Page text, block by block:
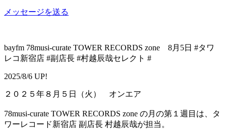
メッセージを送る
bayfm 78musi-curate TOWER RECORDS zone 8月5日 #タワ
レコ新宿店 #副店長 #村越辰哉セレクト #
2025/8/6 UP!
２０２５年８月５日（火） オンエア
78musi-curate TOWER RECORDS zone の月の第１週目は、タ
ワーレコード新宿店 副店長 村越辰哉が担当。